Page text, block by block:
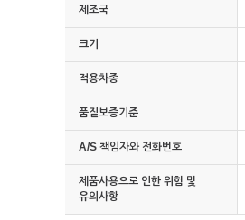
제조국
크기
적용차종
품질보증기준
A/S 책임자와 전화번호
제품사용으로 인한 위험 및
유의사항